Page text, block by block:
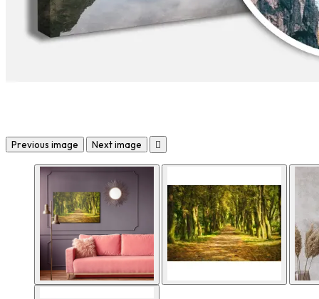
Previous image Next image 